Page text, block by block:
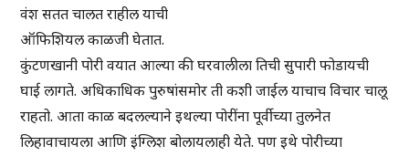
वंश सतत चालत राहील याची
ऑफिशियल काळजी घेतात.
कुंटणखानी पोरी वयात आल्या की घरवालीला तिची सुपारी फोडायची
घाई लागते. अधिकाधिक पुरुषांसमोर ती कशी जाईल याचाच विचार चालू
राहतो. आता काळ बदलल्याने इथल्या पोरींना पूर्वीच्या तुलनेत
लिहावाचायला आणि इंग्लिश बोलायलाही येते. पण इथे पोरीच्या